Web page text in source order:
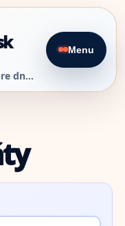
prehľadný online bazár pre dnešný predaj
Menu